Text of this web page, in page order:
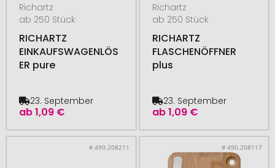
Richartz
ab 250 Stück
RICHARTZ
EINKAUFSWAGENLÖS
ER pure
ab1,09 €
23. September
Richartz
ab 250 Stück
RICHARTZ
FLASCHENÖFFNER
plus
ab1,09 €
23. September
# 490.208211 # 490.208117